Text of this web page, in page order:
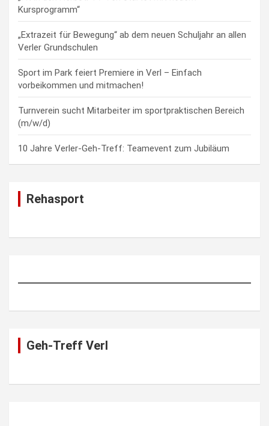
Kursprogramm“
„Extrazeit für Bewegung“ ab dem neuen Schuljahr an allen
Verler Grundschulen
Sport im Park feiert Premiere in Verl – Einfach
vorbeikommen und mitmachen!
Turnverein sucht Mitarbeiter im sportpraktischen Bereich
(m/w/d)
10 Jahre Verler-Geh-Treff: Teamevent zum Jubiläum
Rehasport
Geh-Treff Verl